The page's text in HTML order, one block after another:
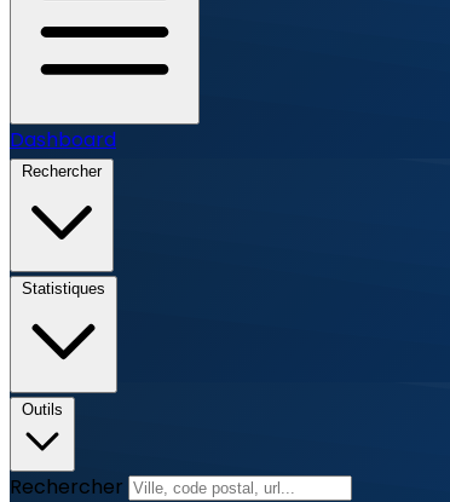
Dashboard
Rechercher
Statistiques
Outils
Rechercher